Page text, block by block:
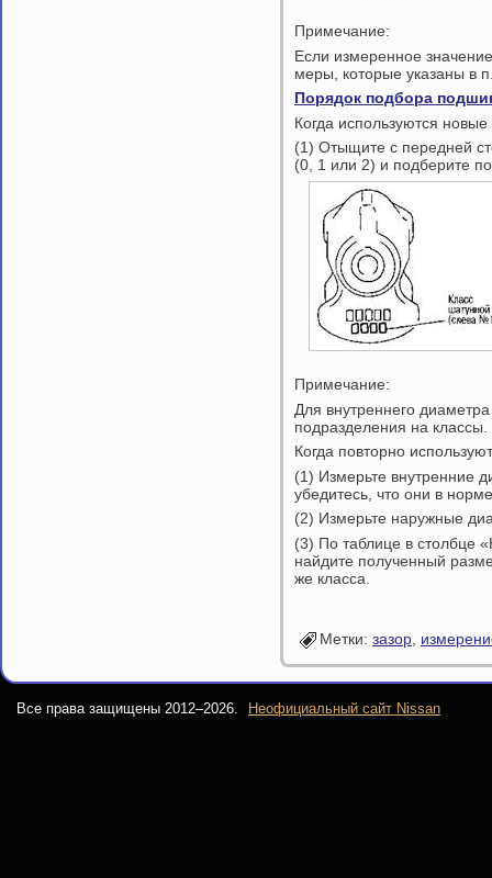
Примечание:
Если измеренное
меры, которые указаны в
Порядок подбора
Когда используются
(1) Отыщите с передней
(0, 1 или 2) и подберите
Примечание:
Для внутреннего
подразделения на классы.
Когда повторно
(1) Измерьте внутренние
убедитесь, что они в
(2) Измерьте наружные
(3) По таблице в столбце
найдите полученный
же класса.
Метки: зазор
Все права защищены 2012–2026. Неофициальный сайт Nissan